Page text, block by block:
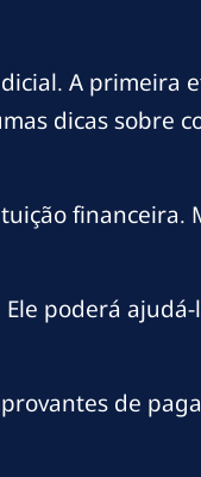
A primeira
dicas sobre
financeira.
poderá
de